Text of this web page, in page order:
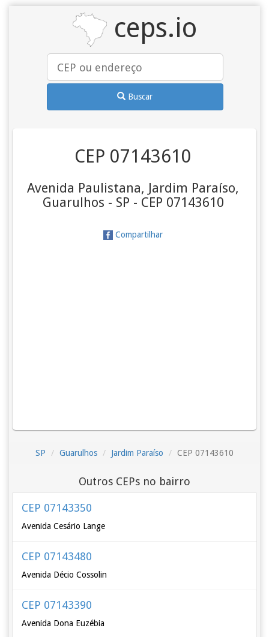
ceps.io
Buscar
CEP 07143610
Avenida Paulistana, Jardim Paraíso,
Guarulhos - SP - CEP 07143610
Compartilhar
SP Guarulhos Jardim Paraíso CEP 07143610
Outros CEPs no bairro
CEP 07143350
Avenida Cesário Lange
CEP 07143480
Avenida Décio Cossolin
CEP 07143390
Avenida Dona Euzébia